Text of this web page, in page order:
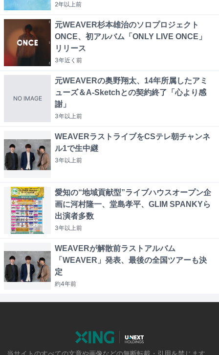
2年以上前
元WEAVER杉本雄治のソロプロジェクト
ONCE、初アルバム「ONLY LIVE ONCE」
リリース
3年近く 前
NO IMAGE
元WEAVERの奥野翔太、14年所属したアミ
ューズ＆A-Sketchとの契約終了「心より感
謝」
3年以上前
WEAVERラストライブをCSテレ朝チャンネ
ル1で生中継
3年以上前
愛知の“地域貢献型”ライブハウスオープン企
画に河村隆一、堂島孝平、GLIM SPANKYら
出演者多数
3年以上前
WEAVERが解散前ラストアルバム
「WEAVER」発表、最後の全国ツアーも決
定
約4年前
当サイトのすべての文章や画像などの無断転載・引用を禁じます。